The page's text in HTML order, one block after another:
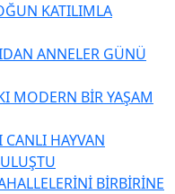
KATILIMLA
ANNELER GÜNÜ
MODERN BİR YAŞAM
HAYVAN
BİRBİRİNE